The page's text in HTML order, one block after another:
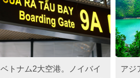
ベトナム2大空港。ノイバイ
アジ